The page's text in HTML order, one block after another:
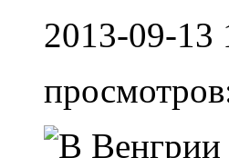
2013-09-13